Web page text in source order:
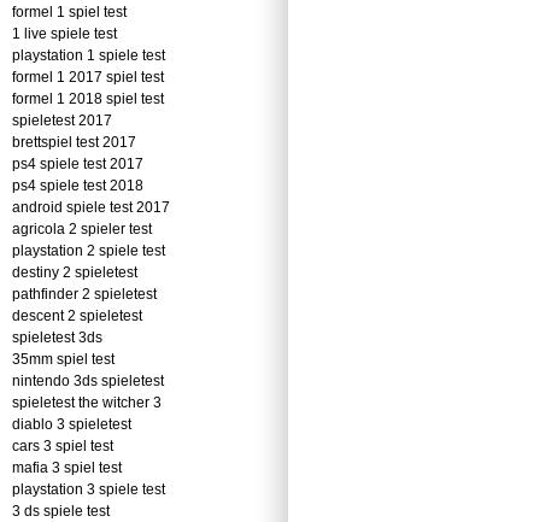
formel 1 spiel test
1 live spiele test
playstation 1 spiele test
formel 1 2017 spiel test
formel 1 2018 spiel test
spieletest 2017
brettspiel test 2017
ps4 spiele test 2017
ps4 spiele test 2018
android spiele test 2017
agricola 2 spieler test
playstation 2 spiele test
destiny 2 spieletest
pathfinder 2 spieletest
descent 2 spieletest
spieletest 3ds
35mm spiel test
nintendo 3ds spieletest
spieletest the witcher 3
diablo 3 spieletest
cars 3 spiel test
mafia 3 spiel test
playstation 3 spiele test
3 ds spiele test